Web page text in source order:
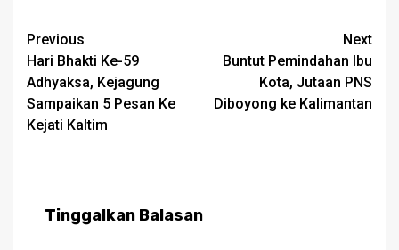
Post
navigation
Previous
Hari Bhakti Ke-59
Adhyaksa, Kejagung
Sampaikan 5 Pesan Ke
Kejati Kaltim
Next
Buntut Pemindahan Ibu
Kota, Jutaan PNS
Diboyong ke Kalimantan
Tinggalkan Balasan